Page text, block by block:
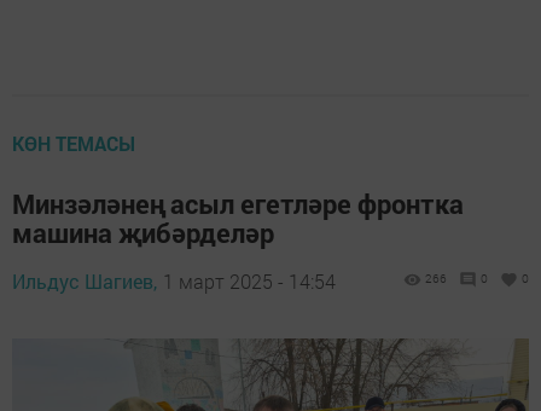
КӨН ТЕМАСЫ
Минзәләнең асыл егетләре фронтка
машина җибәрделәр
Ильдус Шагиев, 1 март 2025 - 14:54 266 0 0